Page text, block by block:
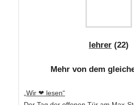
lehrer (22)
Mehr von dem
„Wir ❤ lesen“